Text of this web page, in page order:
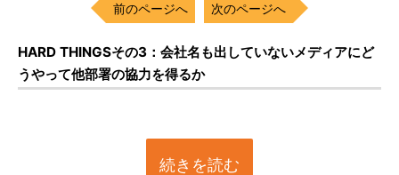
前のページへ 次のページへ
HARD THINGSその3：会社名も出していないメディアにど
うやって他部署の協力を得るか
続きを読む